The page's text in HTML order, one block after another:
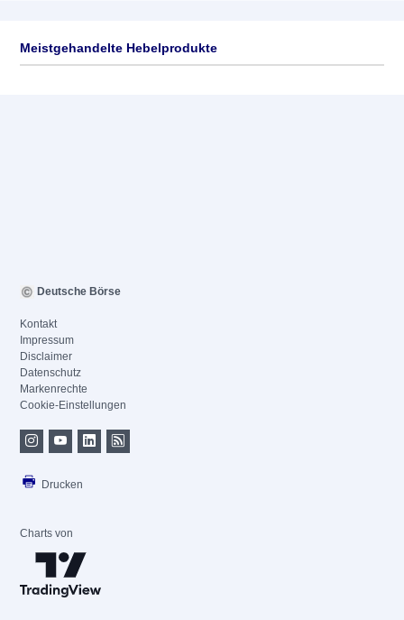
Meistgehandelte Hebelprodukte
Deutsche Börse
Kontakt
Impressum
Disclaimer
Datenschutz
Markenrechte
Cookie-Einstellungen
Drucken
Charts von